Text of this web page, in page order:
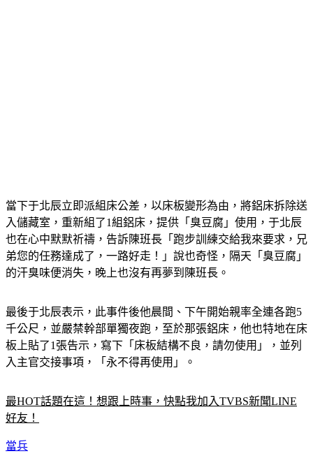
入儲藏室，重新組了1組鋁床，提供「臭豆腐」使用，于北辰
也在心中默默祈禱，告訴陳班長「跑步訓練交給我來要求，兄
弟您的任務達成了，一路好走！」說也奇怪，隔天「臭豆腐」
的汗臭味便消失，晚上也沒有再夢到陳班長。
千公尺，並嚴禁幹部單獨夜跑，至於那張鋁床，他也特地在床
板上貼了1張告示，寫下「床板結構不良，請勿使用」，並列
入主官交接事項，「永不得再使用」。
好友！
鬼故事